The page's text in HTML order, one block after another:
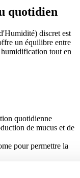
quotidien
discret est
un équilibre entre
tout en
quotidienne
de mucus et de
pour permettre la